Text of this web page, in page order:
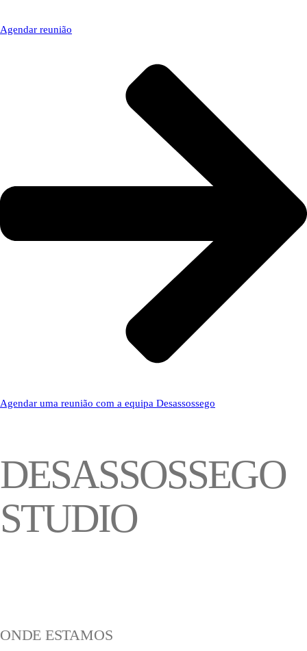
Agendar reunião
Agendar uma reunião com a equipa Desassossego
DESASSOSSEGO
STUDIO
ONDE ESTAMOS